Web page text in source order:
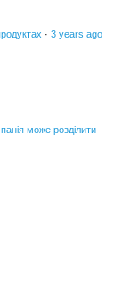
· 3 years ago
може розділити